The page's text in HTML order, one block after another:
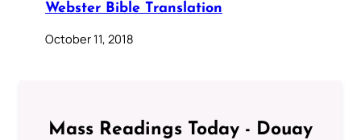
Webster Bible Translation
October 11, 2018
Mass Readings Today - Douay